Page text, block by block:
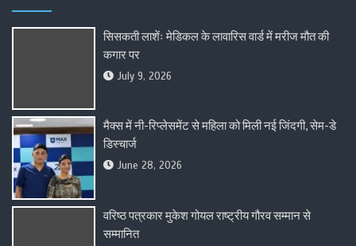
सिसकती लाशेंः मेडिकल के लावारिस वार्ड में मरीज मौत की
कगार पर
July 9, 2026
मैक्स में नी-रिप्लेसमेंट से महिला को मिली नई जिंदगी, सेम-डे
डिस्चार्ज
June 28, 2026
वरिष्ठ पत्रकार मुकेश गोयल राष्ट्रीय गौरव सम्मान से
सम्मानित